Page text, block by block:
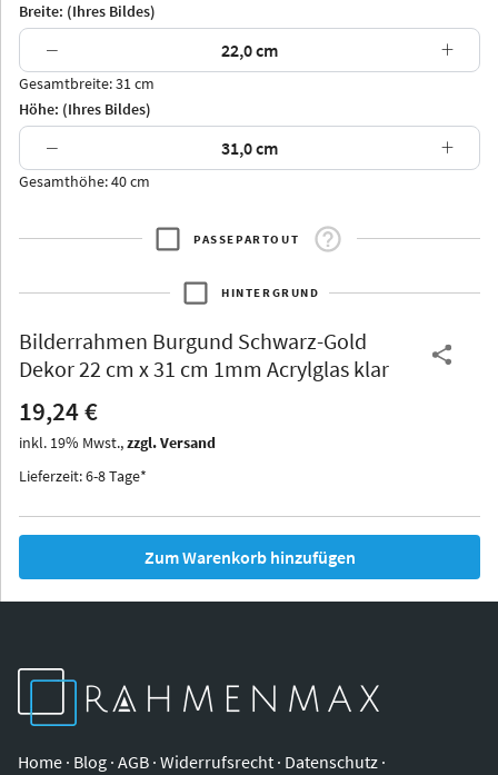
Massivholz
Jersey Dauphine Elsass Glarus
Thurgau
Iowa Ohio
Breite: (Ihres Bildes)
− +
Gesamtbreite: 31 cm
Höhe: (Ihres Bildes)
− +
Gesamthöhe: 40 cm
PASSEPARTOUT
HINTERGRUND
Bilderrahmen Burgund Schwarz-Gold
Dekor 22 cm x 31 cm 1mm Acrylglas klar
19,24 €
inkl. 19% Mwst.,zzgl. Versand
Lieferzeit: 6-8 Tage*
Zum Warenkorb hinzufügen
Home · Blog · AGB · Widerrufsrecht · Datenschutz ·